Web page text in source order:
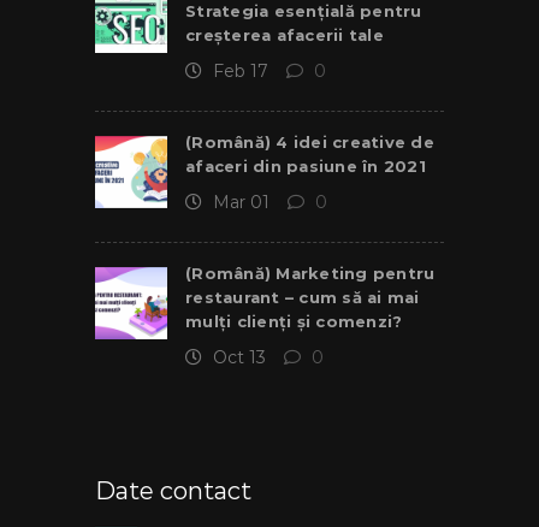
Strategia esențială pentru
creșterea afacerii tale
Feb 17 0
(Română) 4 idei creative de
afaceri din pasiune în 2021
Mar 01 0
(Română) Marketing pentru
restaurant – cum să ai mai
mulți clienți și comenzi?
Oct 13 0
Date contact